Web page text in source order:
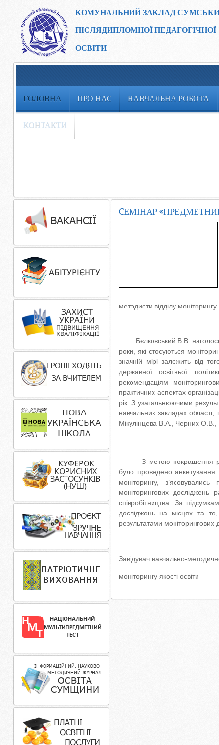
КОМУНАЛЬНИЙ ЗАКЛАД
ПІСЛЯДИПЛОМНОЇ ПЕДАГОГІЧНОЇ
ОСВІТИ
ГОЛОВНА ПРО НАС НАВЧАЛЬНА РОБОТА
КОНТАКТИ
CЕМІНАР
методисти відділу моніторингу
Бєлковський В.В. наголосив
роки, які стосуються
значній мірі залежить від
державної освітньої
рекомендаціям
практичних аспектах
рік. З узагальнюючими
навчальних закладах
Мікулінцева В.А., Черних
З метою покращення
було проведено анкетування
моніторингу,
моніторингових
співробітництва. За
досліджень на місцях та
результатами моніторингових
Завідувач навчально-